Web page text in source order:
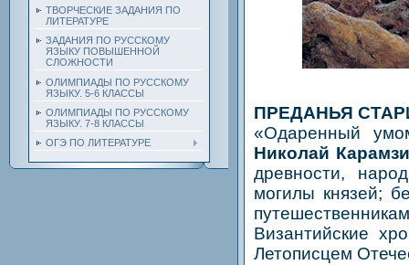
ТВОРЧЕСКИЕ ЗАДАНИЯ ПО
ЛИТЕРАТУРЕ
ЗАДАНИЯ ПО РУССКОМУ
ЯЗЫКУ ПОВЫШЕННОЙ
СЛОЖНОСТИ
ОЛИМПИАДЫ ПО РУССКОМУ
ЯЗЫКУ. 5-6 КЛАССЫ
ОЛИМПИАДЫ ПО РУССКОМУ
ЯЗЫКУ. 7-8 КЛАССЫ
ОГЭ ПО ЛИТЕРАТУРЕ
ПРЕДАНЬЯ
«Одаренный
Николай
древности,
могилы князей;
Византийские
Летописцем